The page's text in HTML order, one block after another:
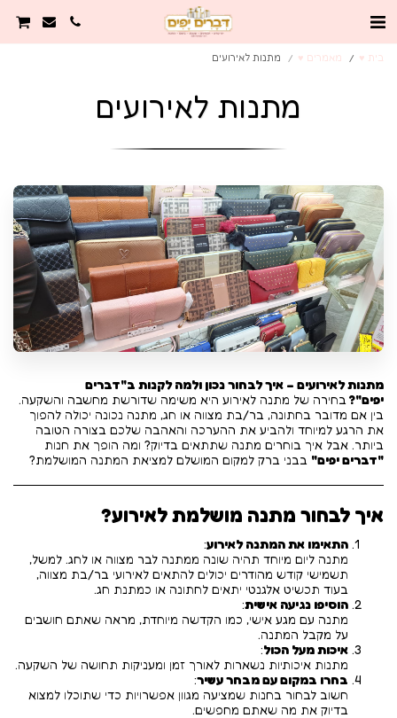
בית ♥️ מאמרים ♥️ מתנות לאירועים
מתנות לאירועים
מתנות לאירועים – איך לבחור נכון ולמה לקנות ב"דברים
יפים"? בחירה של מתנה לאירוע היא משימה שדורשת מחשבה והשקעה.
בין אם מדובר בחתונה, בר/בת מצווה או חג, מתנה נכונה יכולה להפוך
את הרגע למיוחד ולהביע את ההערכה והאהבה שלכם בצורה הטובה
ביותר. אבל איך בוחרים מתנה שתתאים בדיוק? ומה הופך את חנות
"דברים יפים" בבני ברק למקום המושלם למציאת המתנה המושלמת?
איך לבחור מתנה מושלמת לאירוע?
התאימו את המתנה לאירוע:
מתנה ליום מיוחד תהיה שונה ממתנה לבר מצווה או לחג. למשל,
תשמישי קודש מהודרים יכולים להתאים לאירועי בר/בת מצווה,
בעוד תכשיט אלגנטי יתאים לחתונה או כמתנת חג.
הוסיפו נגיעה אישית:
מתנה עם מגע אישי, כמו הקדשה מיוחדת, מראה שאתם חושבים
על מקבל המתנה.
איכות מעל הכול:
מתנות איכותיות נשארות לאורך זמן ומעניקות תחושה של השקעה.
בחרו במקום עם מבחר עשיר:
חשוב לבחור בחנות שמציעה מגוון אפשרויות כדי שתוכלו למצוא
בדיוק את מה שאתם מחפשים.